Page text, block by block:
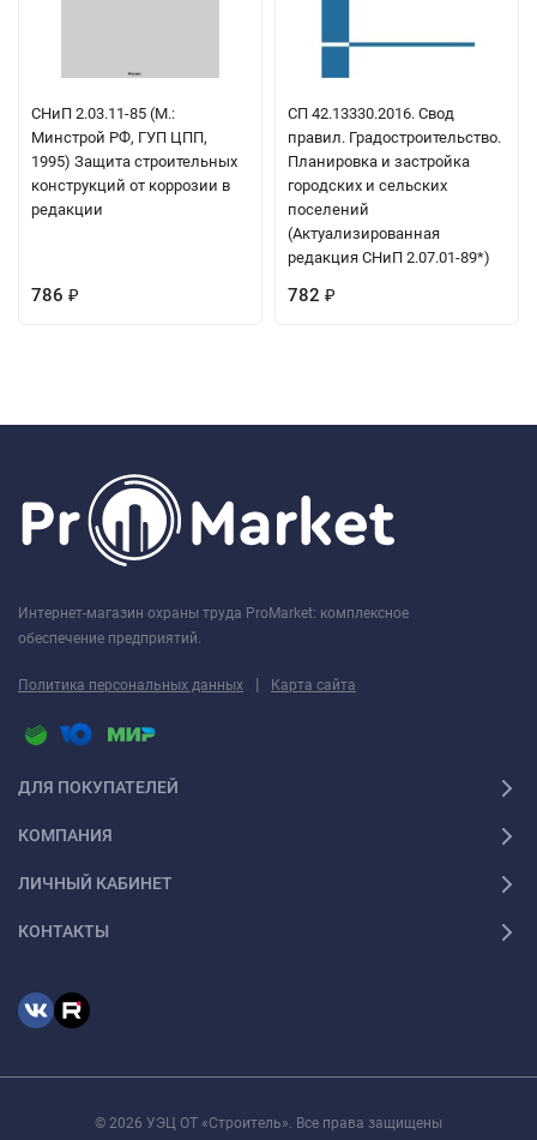
СНиП 2.03.11-85 (М.:
Минстрой РФ, ГУП ЦПП,
1995) Защита строительных
конструкций от коррозии в
редакции
786 ₽
СП 42.13330.2016. Свод
правил. Градостроительство.
Планировка и застройка
городских и сельских
поселений
(Актуализированная
редакция СНиП 2.07.01-89*)
782 ₽
Интернет-магазин охраны труда ProMarket: комплексное
обеспечение предприятий.
Политика персональных данных | Карта сайта
ДЛЯ ПОКУПАТЕЛЕЙ
КОМПАНИЯ
ЛИЧНЫЙ КАБИНЕТ
КОНТАКТЫ
© 2026 УЭЦ ОТ «Строитель». Все права защищены